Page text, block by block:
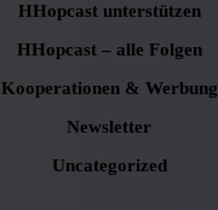
HHopcast unterstützen
HHopcast – alle Folgen
Kooperationen & Werbung
Newsletter
Uncategorized